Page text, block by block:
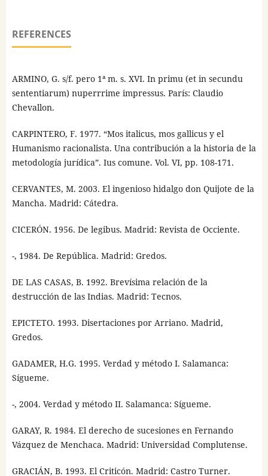
REFERENCES
ARMINO, G. s/f. pero 1ª m. s. XVI. In primu (et in secundu
sententiarum) nuperrrime impressus. París: Claudio
Chevallon.
CARPINTERO, F. 1977. “Mos italicus, mos gallicus y el
Humanismo racionalista. Una contribución a la historia de la
metodología jurídica”. Ius comune. Vol. VI, pp. 108-171.
CERVANTES, M. 2003. El ingenioso hidalgo don Quijote de la
Mancha. Madrid: Cátedra.
CICERÓN. 1956. De legibus. Madrid: Revista de Occiente.
-, 1984. De República. Madrid: Gredos.
DE LAS CASAS, B. 1992. Brevísima relación de la
destrucción de las Indias. Madrid: Tecnos.
EPICTETO. 1993. Disertaciones por Arriano. Madrid,
Gredos.
GADAMER, H.G. 1995. Verdad y método I. Salamanca:
Sígueme.
-, 2004. Verdad y método II. Salamanca: Sígueme.
GARAY, R. 1984. El derecho de sucesiones en Fernando
Vázquez de Menchaca. Madrid: Universidad Complutense.
GRACIÁN, B. 1993. El Criticón. Madrid: Castro Turner.